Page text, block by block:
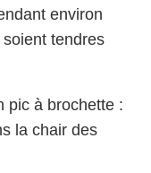
environ
soient tendres
pic à brochette :
la chair des